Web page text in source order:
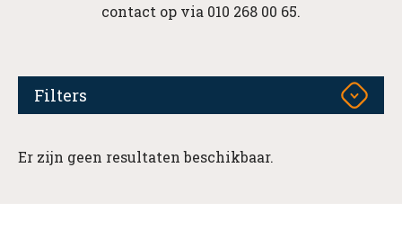
contact op via 010 268 00 65.
Filters
Er zijn geen resultaten beschikbaar.